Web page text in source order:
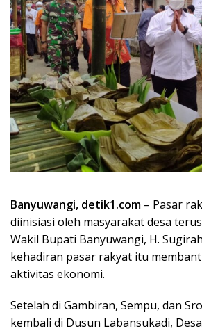
Banyuwangi, detik1.com – Pasar
diinisiasi oleh masyarakat desa
Wakil Bupati Banyuwangi, H.
kehadiran pasar rakyat itu
aktivitas ekonomi.
Setelah di Gambiran, Sempu, dan
kembali di Dusun Labansukadi,